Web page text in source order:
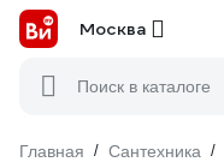
Москва
Поиск в каталоге
Главная / Сантехника /